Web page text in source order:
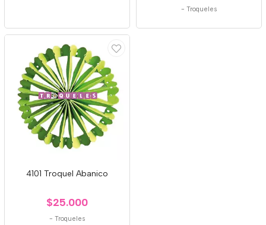
- Troqueles
4101 Troquel Abanico
$25.000
- Troqueles